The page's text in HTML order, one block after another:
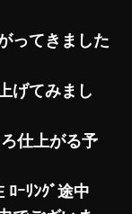
ってきました
げてみまし
仕上がる予
ﾛｰﾘﾝｸﾞ途中